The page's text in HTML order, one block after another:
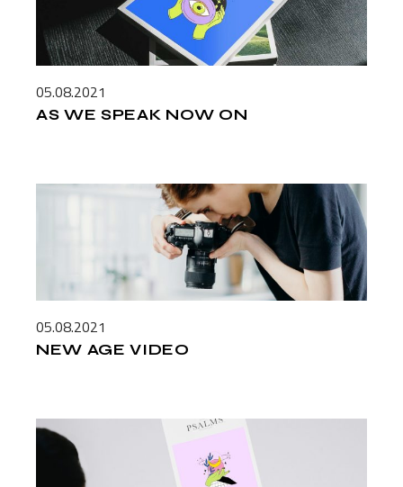
05.08.2021
AS WE SPEAK NOW ON
05.08.2021
NEW AGE VIDEO